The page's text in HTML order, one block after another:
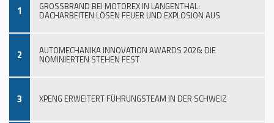
1 GROSSBRAND BEI MOTOREX IN LANGENTHAL:
DACHARBEITEN LÖSEN FEUER UND EXPLOSION AUS
2 AUTOMECHANIKA INNOVATION AWARDS 2026: DIE
NOMINIERTEN STEHEN FEST
3 XPENG ERWEITERT FÜHRUNGSTEAM IN DER SCHWEIZ